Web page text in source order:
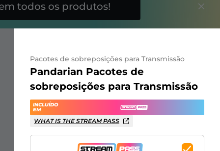
alertas, doações, barras de meta, ChatBot
Saiba
todos os produtos!
Pacotes de sobreposições para Transmissão
Pandarian Pacotes de
sobreposições para Transmissão
INCLUÍDO
EM
WHAT IS THE STREAM PASS